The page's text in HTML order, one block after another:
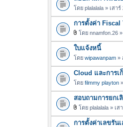
บ
โดย plalalala » เสาร์
การตั้งค่า Fiscal
ฟ
ล์
แ
น
บ
โดย nnamfon.26
ใบแจ้งหนี้
โดย wipawanpam »
Cloud และการเ
โดย filmmy playton
สอบถามการยกเ
ฟ
โดย plalalala » เส
การตั้งค่าเลขรัน